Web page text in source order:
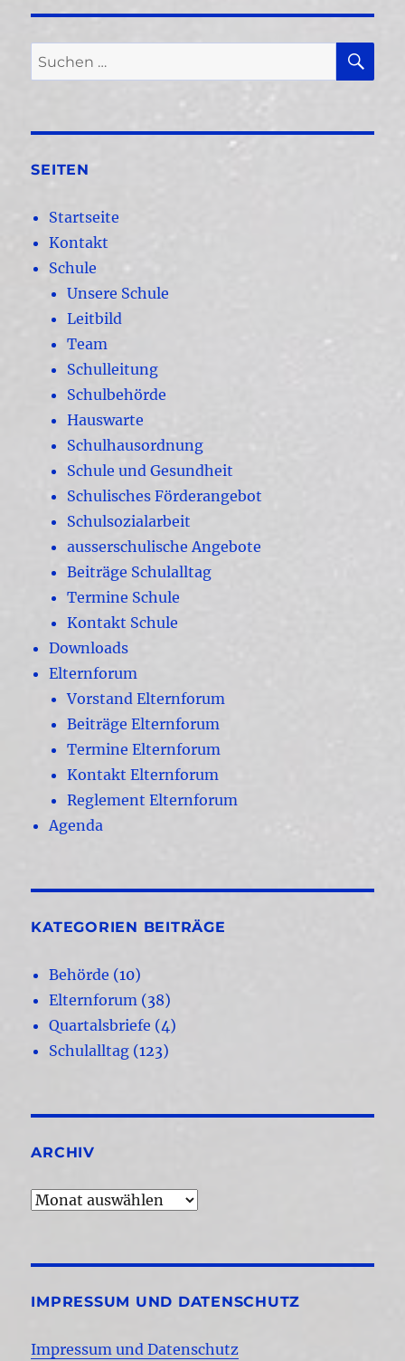
Suchen
nach:
SEITEN
Startseite
Kontakt
Schule
Unsere Schule
Leitbild
Team
Schulleitung
Schulbehörde
Hauswarte
Schulhausordnung
Schule und Gesundheit
Schulisches Förderangebot
Schulsozialarbeit
ausserschulische Angebote
Beiträge Schulalltag
Termine Schule
Kontakt Schule
Downloads
Elternforum
Vorstand Elternforum
Beiträge Elternforum
Termine Elternforum
Kontakt Elternforum
Reglement Elternforum
Agenda
KATEGORIEN BEITRÄGE
Behörde (10)
Elternforum (38)
Quartalsbriefe (4)
Schulalltag (123)
ARCHIV
Archiv
IMPRESSUM UND DATENSCHUTZ
Impressum und Datenschutz